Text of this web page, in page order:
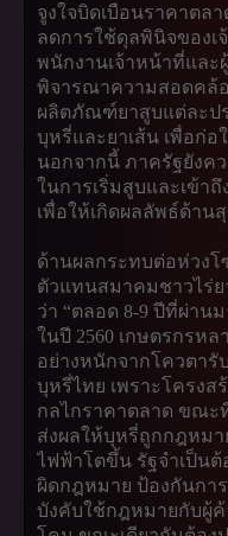
จูงใจบิดเบือนราคาตลา
ลดการใช้ดุลพินิจของ
พนักงานเจ้าหน้าที่และ
พิจารณาความสอดคล้
ผลิตภัณฑ์ยาสูบแต่ละป
บุหรี่และยาเส้น เพื่อก่อ
นอกจากนี้ ภาครัฐยังค
ในการเริ่มสูบและเข้า
เพื่อให้เกิดผลลัพธ์ด้าน
ด้านผลกระทบต่อห่วง
ตัวแทนสมาคมชาวไร่
ว่า “ตลอด 8-9 ปีที่ผ่าน
ในปี 2560 เกษตรกรห
อย่างหนักจากโควตา
บุหรี่ไทย เพราะโครง
กลไกราคาตลาด ขณะ
ส่งผลให้บุหรี่ถูกกฎหม
ไฟฟ้าโตขึ้น รัฐจำเป็นต้
ผิดกฎหมาย ป้องกันกา
บังคับใช้กฎหมายกับผู้